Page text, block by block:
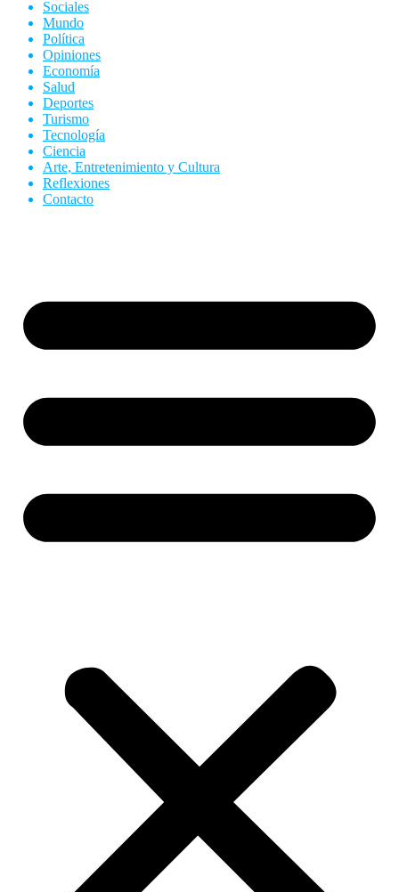
Sociales
Mundo
Política
Opiniones
Economía
Salud
Deportes
Turismo
Tecnología
Ciencia
Arte, Entretenimiento y Cultura
Reflexiones
Contacto